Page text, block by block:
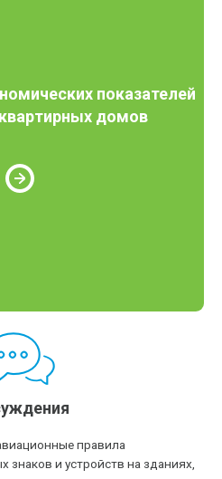
показателей
домов
правила
и устройств на зданиях,